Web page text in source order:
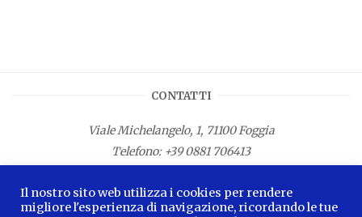
CONTATTI
Viale Michelangelo, 1, 71100 Foggia
Telefono: +39 0881 706413
E-mail:info.lamagnacapitana@regione.puglia.it
Il nostro sito web utilizza i cookies per rendere
migliore l'esperienza di navigazione, ricordando le tue